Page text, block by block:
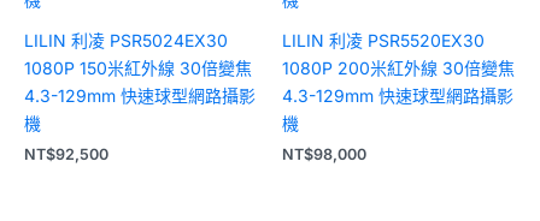
LILIN 利凌 PSR5024EX30
1080P 150米紅外線 30倍變焦
4.3-129mm 快速球型網路攝影
機
NT$92,500
LILIN 利凌 PSR5520EX30
1080P 200米紅外線 30倍變焦
4.3-129mm 快速球型網路攝影
機
NT$98,000